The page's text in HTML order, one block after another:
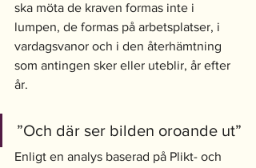
ska möta de kraven formas inte i
lumpen, de formas på arbetsplatser, i
vardagsvanor och i den återhämtning
som antingen sker eller uteblir, år efter
år.
”Och där ser bilden oroande ut”
Enligt en analys baserad på Plikt- och